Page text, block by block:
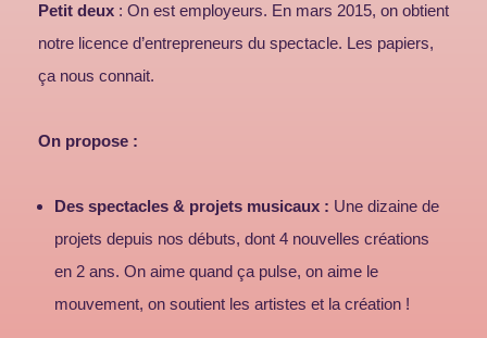
Petit deux : On est employeurs. En mars 2015, on obtient
notre licence d’entrepreneurs du spectacle. Les papiers,
ça nous connait.
On propose :
Des spectacles & projets musicaux : Une dizaine de
projets depuis nos débuts, dont 4 nouvelles créations
en 2 ans. On aime quand ça pulse, on aime le
mouvement, on soutient les artistes et la création !